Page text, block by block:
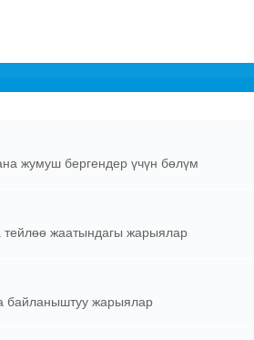
жумуш бергендер үчүн бөлүм
тейлөө жаатындагы жарыялар
байланыштуу жарыялар